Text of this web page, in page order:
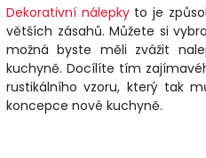
Dekorativní nálepkyto je
větších zásahů. Můžete si
možná byste měli zvážit
kuchyně. Docílíte tím
rustikálního vzoru, který tak
koncepce nové kuchyně.